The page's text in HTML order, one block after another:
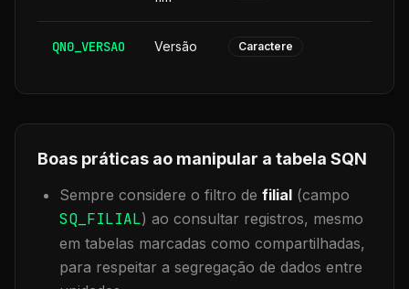
QN0_VERSAO Versão Caractere
Boas práticas ao manipular a tabela SQN
Sempre considere o filtro de filial (campo
SQ_FILIAL) ao consultar registros, mesmo
em tabelas marcadas como compartilhadas,
para respeitar a segregação de dados entre